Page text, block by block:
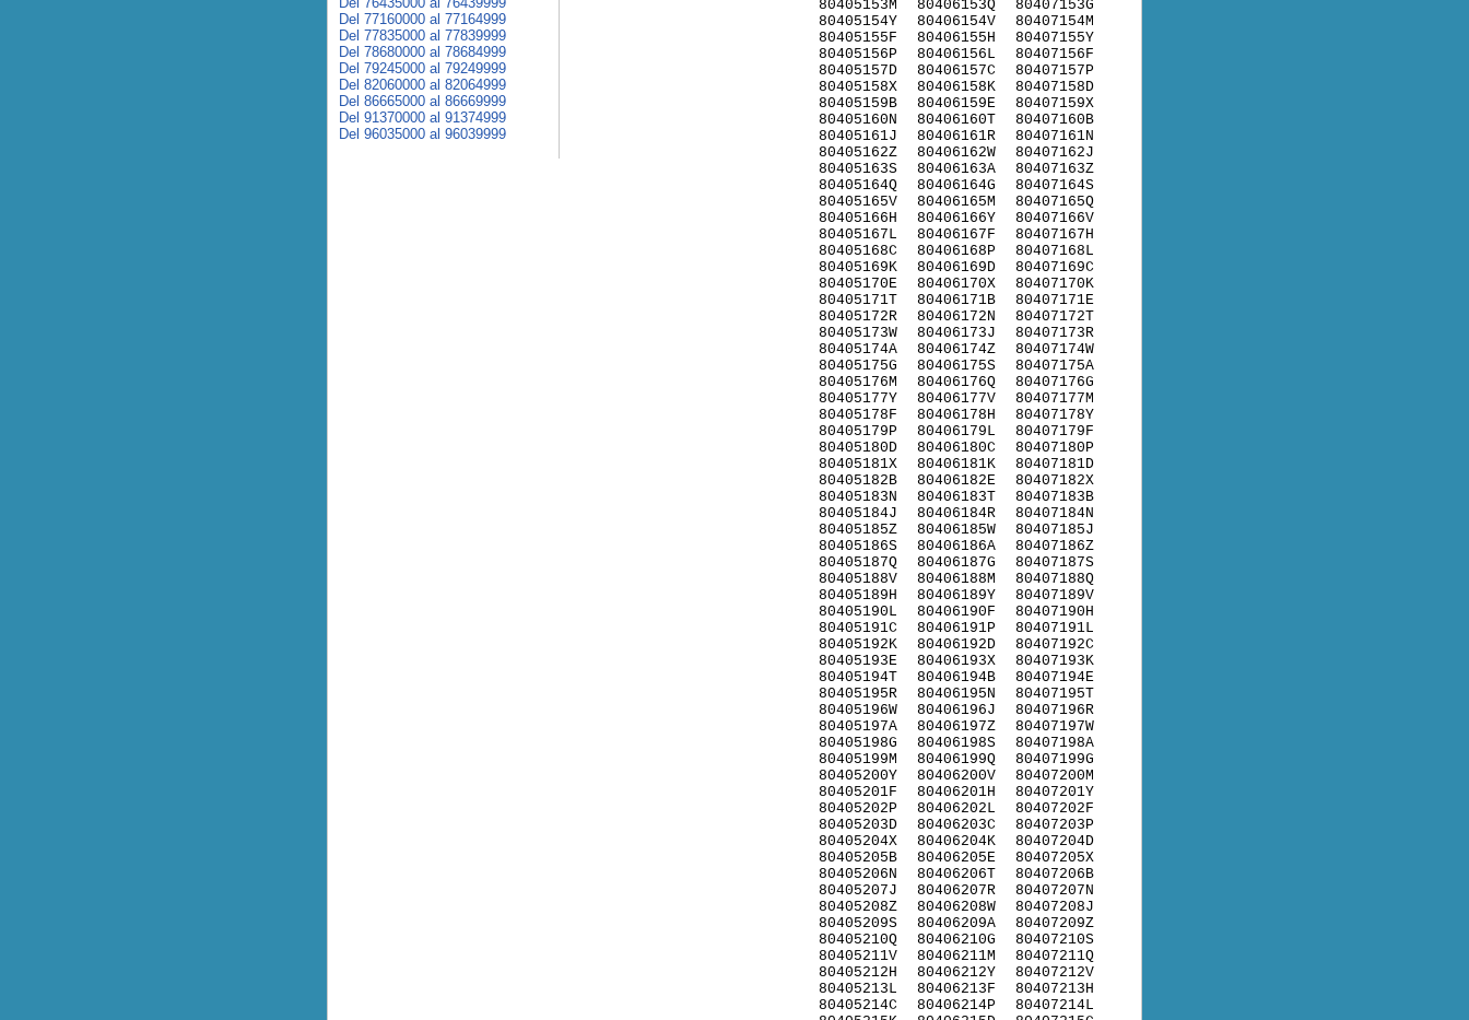
80405153M
80405154Y
80405155F
80405156P
80405157D
80405158X
80405159B
80405160N
80405161J
80405162Z
80405163S
80405164Q
80405165V
80405166H
80405167L
80405168C
80405169K
80405170E
80405171T
80405172R
80405173W
80405174A
80405175G
80405176M
80405177Y
80405178F
80405179P
80405180D
80405181X
80405182B
80405183N
80405184J
80405185Z
80405186S
80405187Q
80405188V
80405189H
80405190L
80405191C
80405192K
80405193E
80405194T
80405195R
80405196W
80405197A
80405198G
80405199M
80405200Y
80405201F
80405202P
80405203D
80405204X
80405205B
80405206N
80405207J
80405208Z
80405209S
80405210Q
80405211V
80405212H
80405213L
80405214C
80406153Q
80406154V
80406155H
80406156L
80406157C
80406158K
80406159E
80406160T
80406161R
80406162W
80406163A
80406164G
80406165M
80406166Y
80406167F
80406168P
80406169D
80406170X
80406171B
80406172N
80406173J
80406174Z
80406175S
80406176Q
80406177V
80406178H
80406179L
80406180C
80406181K
80406182E
80406183T
80406184R
80406185W
80406186A
80406187G
80406188M
80406189Y
80406190F
80406191P
80406192D
80406193X
80406194B
80406195N
80406196J
80406197Z
80406198S
80406199Q
80406200V
80406201H
80406202L
80406203C
80406204K
80406205E
80406206T
80406207R
80406208W
80406209A
80406210G
80406211M
80406212Y
80406213F
80406214P
80407153G
80407154M
80407155Y
80407156F
80407157P
80407158D
80407159X
80407160B
80407161N
80407162J
80407163Z
80407164S
80407165Q
80407166V
80407167H
80407168L
80407169C
80407170K
80407171E
80407172T
80407173R
80407174W
80407175A
80407176G
80407177M
80407178Y
80407179F
80407180P
80407181D
80407182X
80407183B
80407184N
80407185J
80407186Z
80407187S
80407188Q
80407189V
80407190H
80407191L
80407192C
80407193K
80407194E
80407195T
80407196R
80407197W
80407198A
80407199G
80407200M
80407201Y
80407202F
80407203P
80407204D
80407205X
80407206B
80407207N
80407208J
80407209Z
80407210S
80407211Q
80407212V
80407213H
80407214L
Del 77160000 al 77164999
Del 77835000 al 77839999
Del 78680000 al 78684999
Del 79245000 al 79249999
Del 82060000 al 82064999
Del 86665000 al 86669999
Del 91370000 al 91374999
Del 96035000 al 96039999